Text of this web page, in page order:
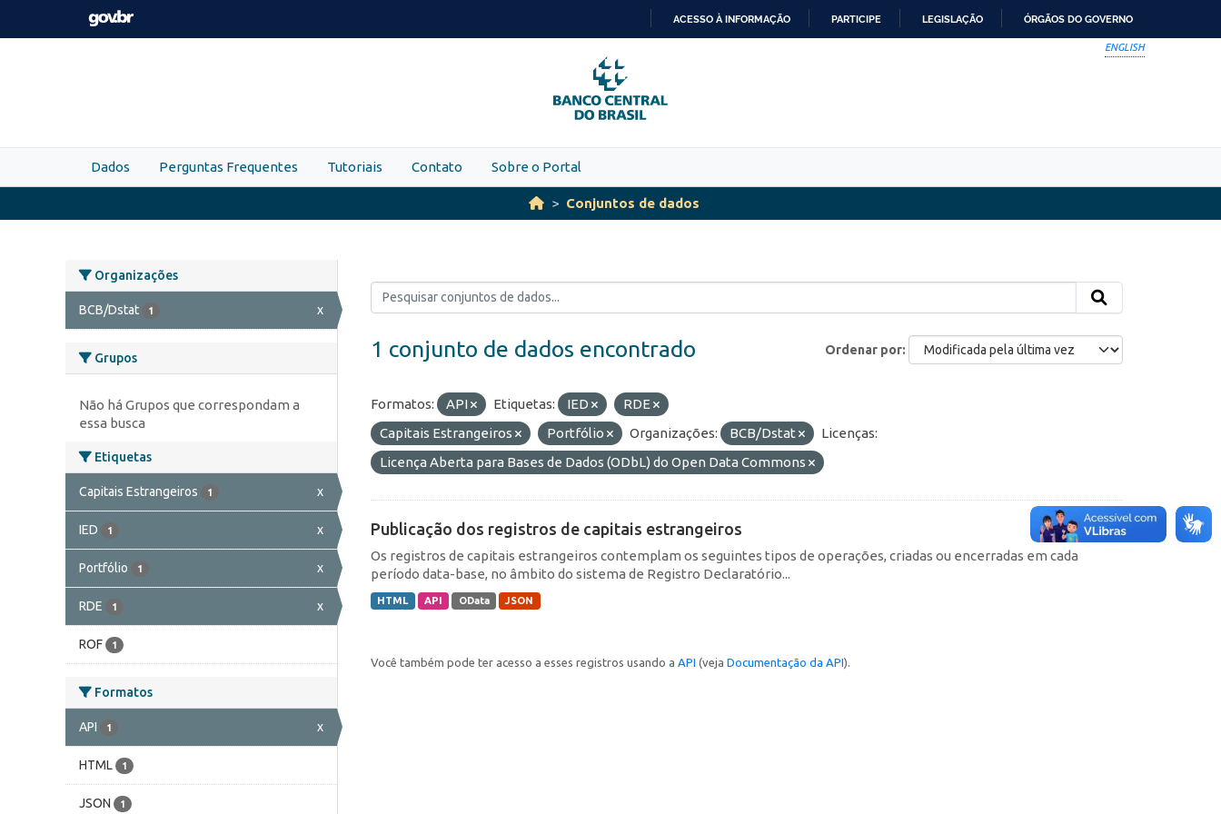
Skip to main content
PARA
O
CONTEÚDO
ACESSO À INFORMAÇÃO PARTICIPE LEGISLAÇÃO ÓRGÃOS DO GOVERNO
ENGLISH
Dados Perguntas Frequentes Tutoriais Contato Sobre o Portal
Conjuntos de dados
Organizações
BCB/Dstat 1 x
Grupos
Não há Grupos que correspondam a
essa busca
Etiquetas
Capitais Estrangeiros 1 x
IED 1 x
Portfólio 1 x
RDE 1 x
ROF 1
Formatos
API 1 x
HTML 1
JSON 1
Ordenar por
1 conjunto de dados encontrado
Formatos: API Etiquetas: IED
RDE
Capitais Estrangeiros
Portfólio Organizações: BCB/Dstat
Licenças:
Licença Aberta para Bases de Dados (ODbL) do Open Data Commons
Publicação dos registros de capitais estrangeiros
Os registros de capitais estrangeiros contemplam os seguintes tipos de operações, criadas ou encerradas em cada
período data-base, no âmbito do sistema de Registro Declaratório...
HTML API OData JSON
Você também pode ter acesso a esses registros usando a API (veja Documentação da API).